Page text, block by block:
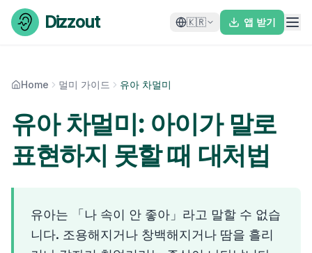
Skip to content
Dizzout 🇰🇷 앱 받기
Home 멀미 가이드 유아 차멀미
유아 차멀미: 아이가 말로
표현하지 못할 때 대처법
유아는 「나 속이 안 좋아」라고 말할 수 없습
니다. 조용해지거나 창백해지거나 땀을 흘리